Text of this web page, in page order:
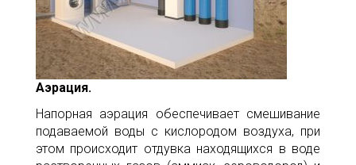
Аэрация.
Напорная аэрация обеспечивает смешивание
подаваемой воды с кислородом воздуха, при
этом происходит отдувка находящихся в воде